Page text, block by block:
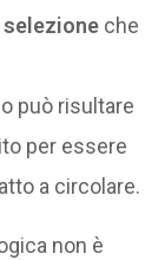
selezione che
può risultare
per essere
a circolare.
non è